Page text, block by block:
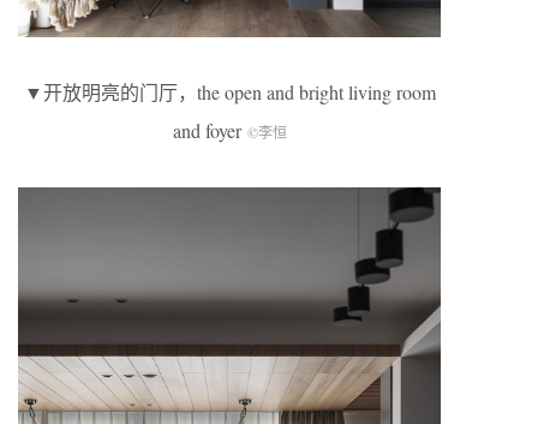
▼开放明亮的门厅，the open and bright living room
and foyer ©李恒